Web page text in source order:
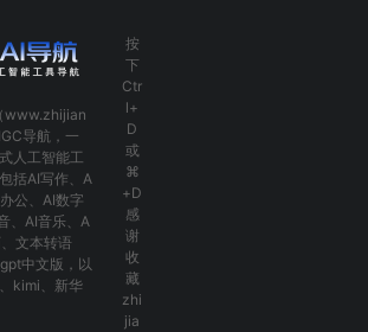
www.zhijian
导航 ，一
人工智能工
括AI写作 、 A
公、 AI数字
、 AI音乐、 A
、 文本转语
中文版 ，以
、 kimi 、 新华
按
下
Ctr
l+
D
或
⌘
+D
感
谢
收
藏
zhi
jia